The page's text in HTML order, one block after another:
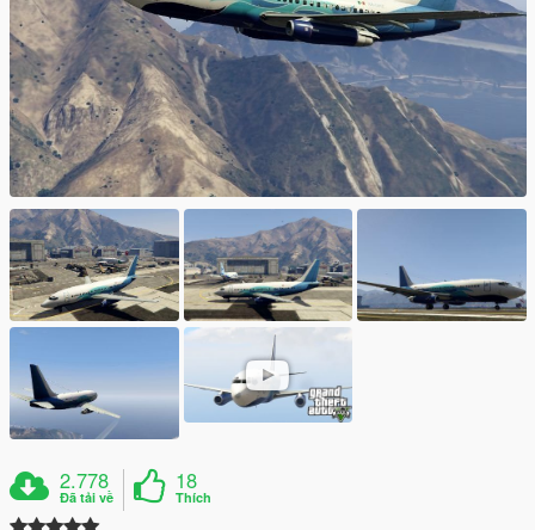
2.778
Đã tải về
18
Thích